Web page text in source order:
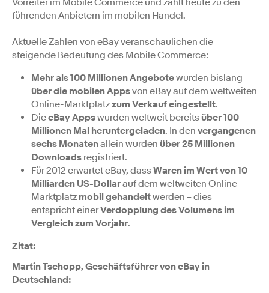
führenden Anbietern im mobilen Handel.
Aktuelle Zahlen von eBay veranschaulichen die
steigende Bedeutung des Mobile Commerce:
Mehr als 100 Millionen Angebotewurden bislang
über die mobilen Appsvon eBay auf dem weltweiten
Online-Marktplatzzum Verkauf eingestellt.
DieeBay Appswurden weltweit bereits über 100
Millionen Mal heruntergeladen. In den vergangenen
sechs Monatenallein wurden über 25 Millionen
Downloads registriert.
Für 2012 erwartet eBay, dassWaren im Wert von 10
Milliarden US-Dollarauf dem weltweiten Online-
Marktplatz mobil gehandeltwerden – dies
entspricht einerVerdopplung des Volumens im
Vergleich zum Vorjahr.
Zitat:
Martin Tschopp, Geschäftsführer von eBay in
Deutschland: